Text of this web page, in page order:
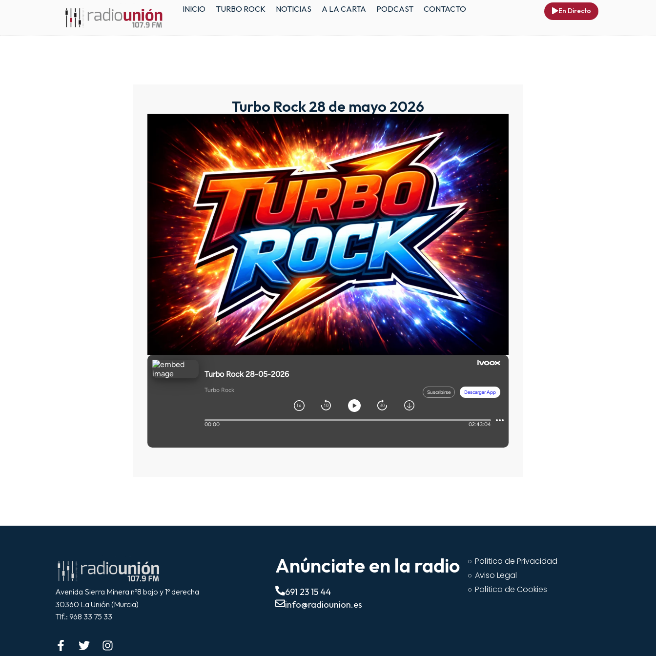
INICIO TURBO ROCK NOTICIAS A LA CARTA PODCAST CONTACTO En Directo
Turbo Rock 28 de mayo 2026
Avenida Sierra Minera nº8 bajo y 1º derecha
30360 La Unión (Murcia)
Tlf.: 968 33 75 33
Anúnciate en la radio
691 23 15 44
info@radiounion.es
Política de Privacidad
Aviso Legal
Política de Cookies